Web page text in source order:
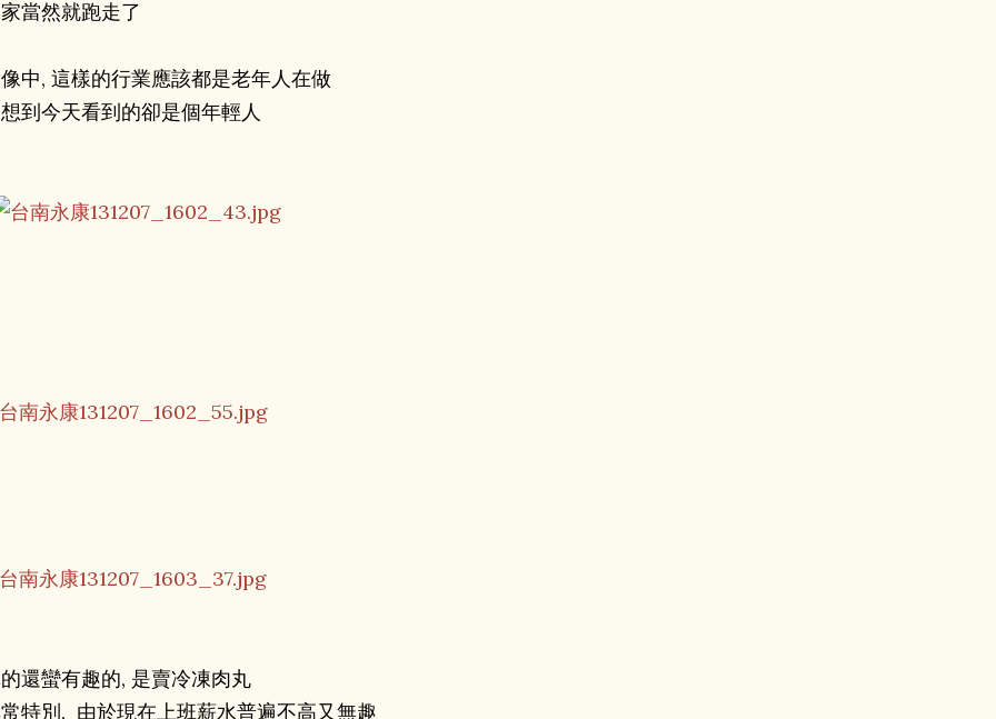
當然就跑走了
中, 這樣的行業應該都是老年人在做
到今天看到的卻是個年輕人
還蠻有趣的, 是賣冷凍肉丸
特別, 由於現在上班薪水普遍不高又無趣